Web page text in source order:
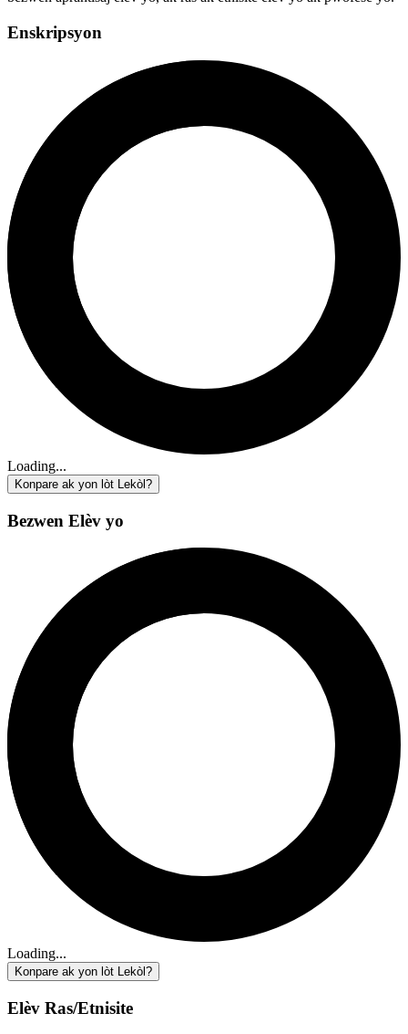
Enskripsyon
Loading...
Konpare ak yon lòt Lekòl?
Bezwen Elèv yo
Loading...
Konpare ak yon lòt Lekòl?
Elèv Ras/Etnisite